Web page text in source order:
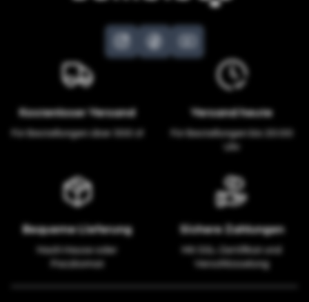
Kostenloser Versand
Für Bestellungen über 300 zł
Versand heute
Für Bestellungen bis 20:00
Uhr
Bequeme Lieferung
Nach Hause oder
Paczkomat
Sichere Zahlungen
Mit SSL-Zertifikat und
Verschlüsselung